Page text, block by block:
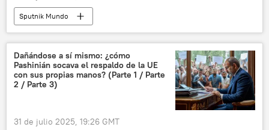
Sputnik Mundo
Dañándose a sí mismo: ¿cómo
Pashinián socava el respaldo de la UE
con sus propias manos? (Parte 1 / Parte
2 / Parte 3)
31 de julio 2025, 19:26 GMT